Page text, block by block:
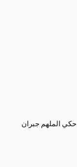
الملهم جبران